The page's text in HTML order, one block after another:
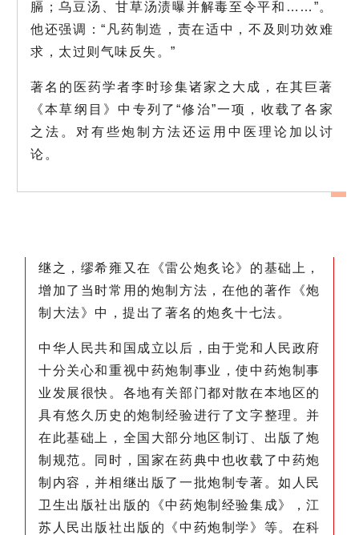
膈；乌豆汤、甘草汤渍曝并解毒至令平和……”。
他还强调：“凡药制造，责在适中，不及则功效难
求，太过则气味反失。”
著名的医药学者李时珍集诸家之大成，在其巨著
《本草纲目》中专列了“修治”一项，收载了各家
之法。对有些炮制方法还运用中医理论加以讨
论。
继之，缪希雍又在《雷公炮炙论》的基础上，
增加了当时常用的炮制方法，在他的著作《炮
制大法》中，提出了著名的炮炙十七法。
中华人民共和国成立以后，由于党和人民政府
十分关心和重视中药炮制事业，使中药炮制事
业发展很快。各地有关部门都对散在本地区的
具有悠久历史的炮制经验进行了文字整理。并
在此基础上，全国大部分地区制订、出版了炮
制规范。同时，国家在药典中也收载了中药炮
制内容，并相继出版了一批炮制专著。如人民
卫生出版社出版的《中药炮制经验集成》，江
苏人民出版社出版的《中药炮制学》等。在科